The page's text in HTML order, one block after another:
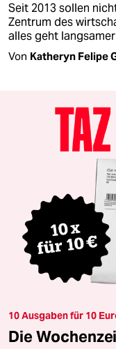
Seit 2013 sollen
Zentrum des
alles geht
Von Katheryn Felipe
10 Ausgaben für 10
Die